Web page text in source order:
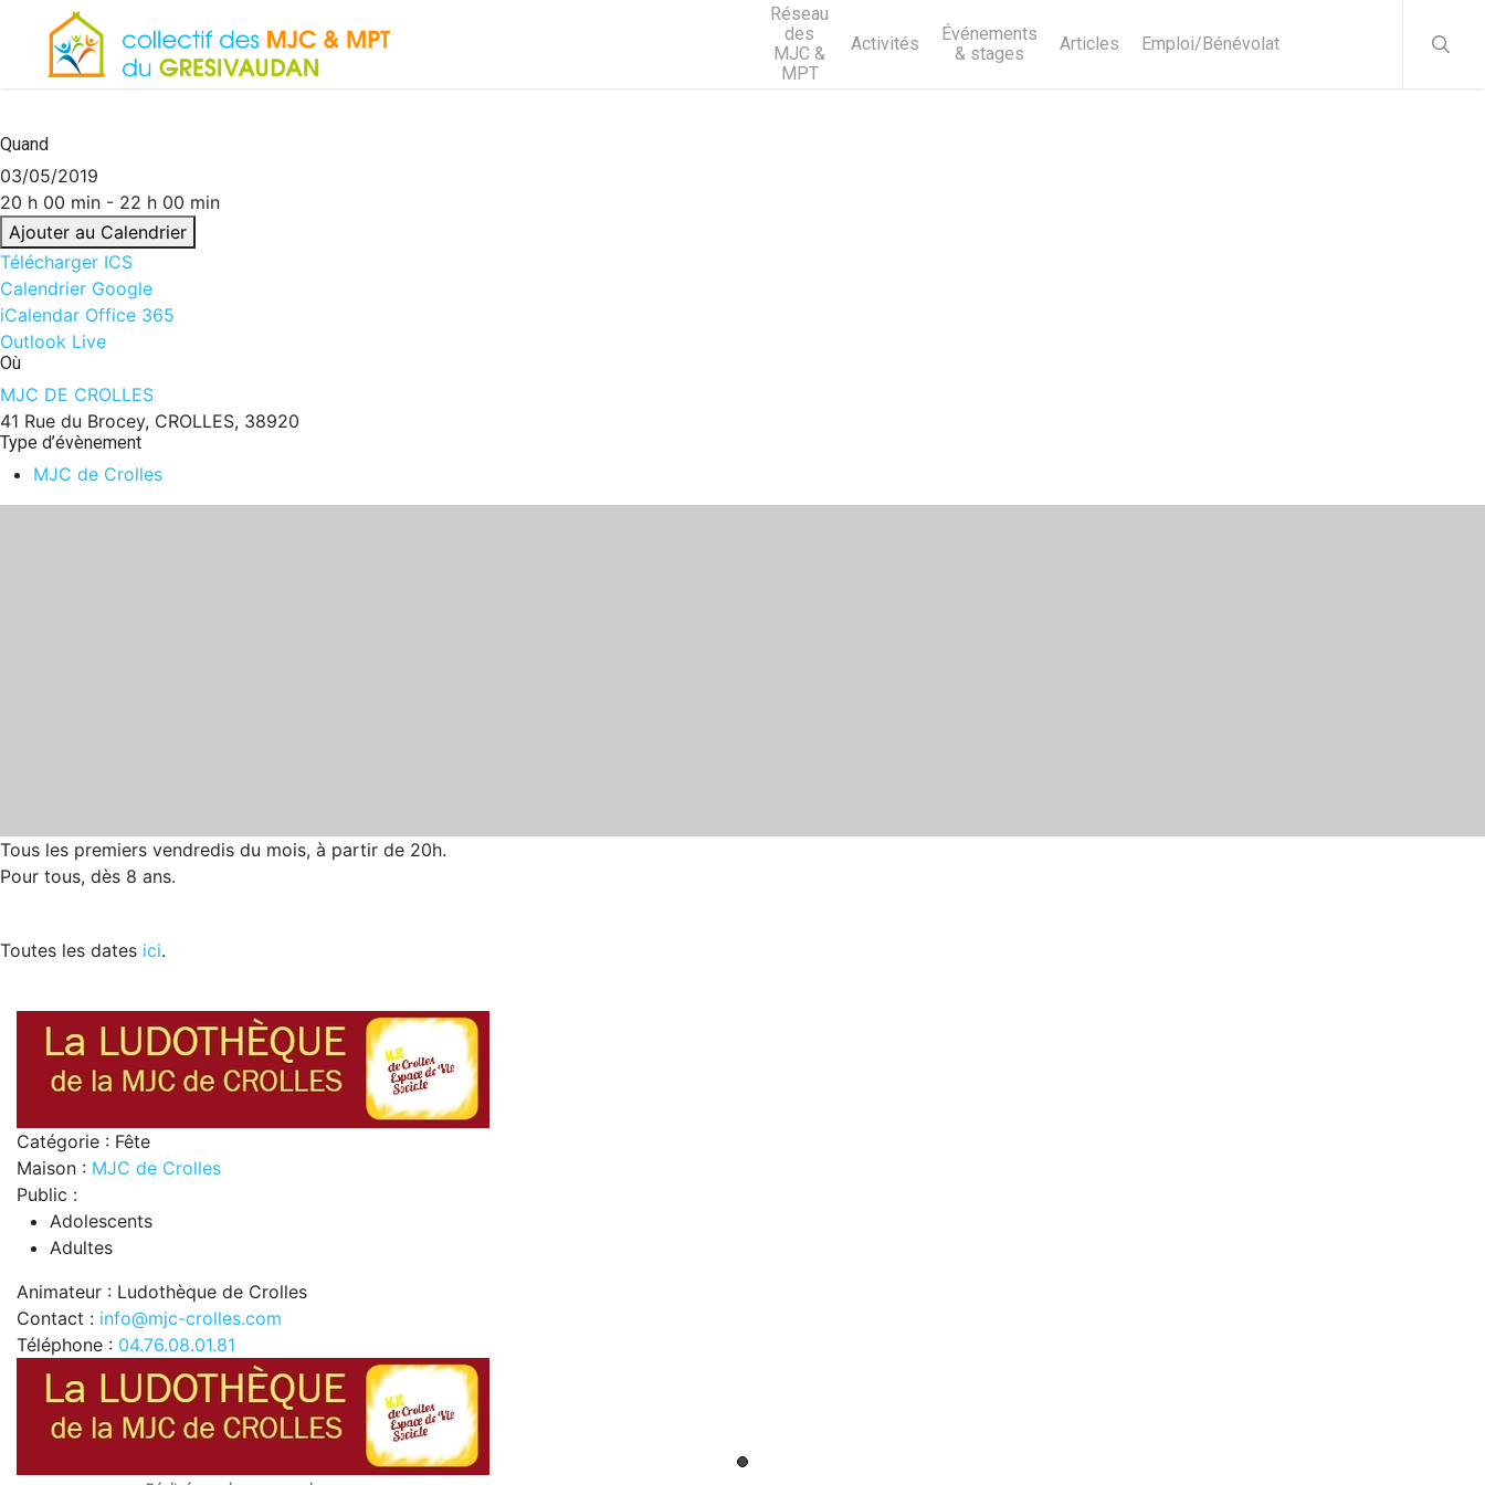
Réseau
des
MJC &
MPT
Activités
Événements
& stages
Articles Emploi/Bénévolat
Quand
03/05/2019
20 h 00 min - 22 h 00 min
Ajouter au Calendrier
Télécharger ICS
Calendrier Google
iCalendar Office 365
Outlook Live
Où
MJC DE CROLLES
41 Rue du Brocey, CROLLES, 38920
Type d’évènement
MJC de Crolles
Tous les premiers vendredis du mois, à partir de 20h.
Pour tous, dès 8 ans.
Toutes les dates ici.
Catégorie : Fête
Maison : MJC de Crolles
Public :
Adolescents
Adultes
Animateur : Ludothèque de Crolles
Contact : info@mjc-crolles.com
Téléphone : 04.76.08.01.81